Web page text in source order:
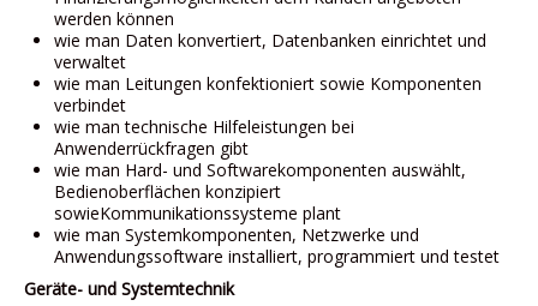
werden können
wie man Daten konvertiert, Datenbanken einrichtet und
verwaltet
wie man Leitungen konfektioniert sowie Komponenten
verbindet
wie man technische Hilfeleistungen bei
Anwenderrückfragen gibt
wie man Hard- und Softwarekomponenten auswählt,
Bedienoberflächen konzipiert
sowieKommunikationssysteme plant
wie man Systemkomponenten, Netzwerke und
Anwendungssoftware installiert, programmiert und testet
Geräte- und Systemtechnik